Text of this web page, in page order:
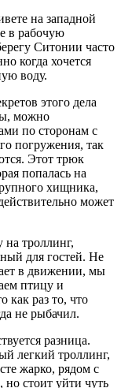
на западной
в рабочую
Ситонии часто
когда хочется
воду.
этого дела
можно
по сторонам с
погружения, так
Этот трюк
попалась на
хищника,
может
на троллинг,
для гостей. Не
в движении, мы
птицу и
как раз то, что
не рыбачил.
разница.
легкий троллинг,
жарко, рядом с
стоит уйти чуть